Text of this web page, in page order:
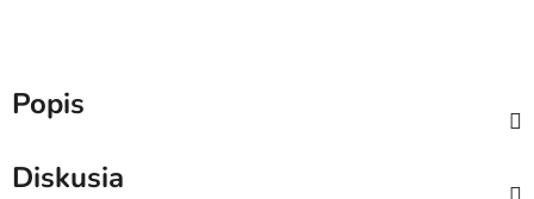
Popis
Diskusia